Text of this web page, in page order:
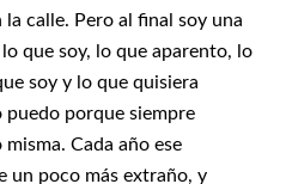
la calle. Pero al final soy una
que soy, lo que aparento, lo
soy y lo que quisiera
puedo porque siempre
Cada año ese
un poco más extraño, y